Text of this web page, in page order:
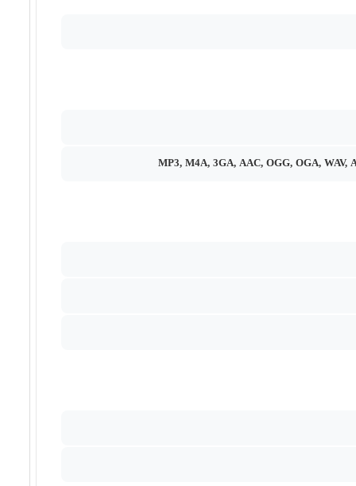
MP3, M4A, 3GA, AAC, OGG, OGA,